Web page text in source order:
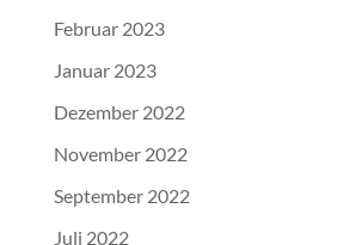
Februar 2023
Januar 2023
Dezember 2022
November 2022
September 2022
Juli 2022